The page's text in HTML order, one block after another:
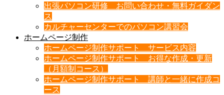
出張パソコン研修 お問い合わせ・無料ガイダン
ス
カルチャーセンターでのパソコン講習会
ホームページ制作
ホームページ制作サポート サービス内容
ホームページ制作サポート お得な作成・更新
（月額制コース）
ホームページ制作サポート 講師と一緒に作成コ
ース